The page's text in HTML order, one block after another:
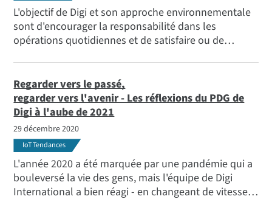
L'objectif de Digi et son approche environnementale
sont d'encourager la responsabilité dans les
opérations quotidiennes et de satisfaire ou de
applicables ainsi que d'autres mesures volontaires
auxquelles nous souscrivons.
Regarder vers le passé,
regarder vers l'avenir - Les réflexions du PDG de
Digi à l'aube de 2021
29 décembre 2020
IoT Tendances
L'année 2020 a été marquée par une pandémie qui a
bouleversé la vie des gens, mais l'équipe de Digi
International a bien réagi - en changeant de vitesse,